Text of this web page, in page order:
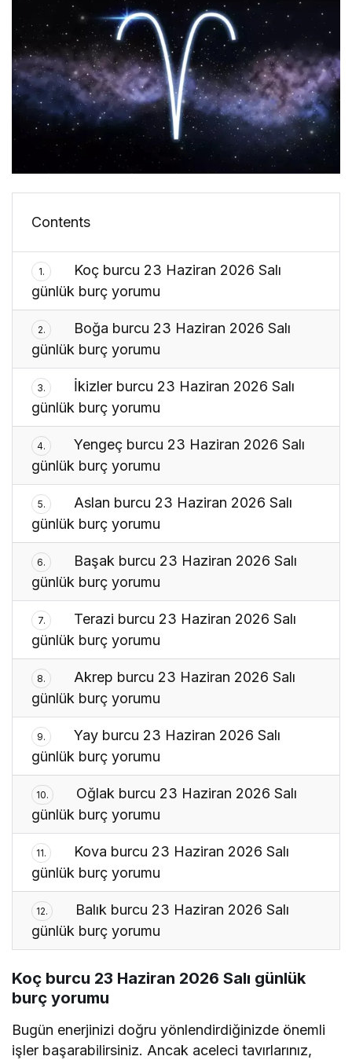
Contents
1.
Koç burcu 23 Haziran 2026 Salı
günlük burç yorumu
2.
Boğa burcu 23 Haziran 2026 Salı
günlük burç yorumu
3.
İkizler burcu 23 Haziran 2026 Salı
günlük burç yorumu
4.
Yengeç burcu 23 Haziran 2026 Salı
günlük burç yorumu
5.
Aslan burcu 23 Haziran 2026 Salı
günlük burç yorumu
6.
Başak burcu 23 Haziran 2026 Salı
günlük burç yorumu
7.
Terazi burcu 23 Haziran 2026 Salı
günlük burç yorumu
8.
Akrep burcu 23 Haziran 2026 Salı
günlük burç yorumu
9.
Yay burcu 23 Haziran 2026 Salı
günlük burç yorumu
10.
Oğlak burcu 23 Haziran 2026 Salı
günlük burç yorumu
11.
Kova burcu 23 Haziran 2026 Salı
günlük burç yorumu
12.
Balık burcu 23 Haziran 2026 Salı
günlük burç yorumu
Koç burcu 23 Haziran 2026 Salı günlük
burç yorumu
Bugün enerjinizi doğru yönlendirdiğinizde önemli
işler başarabilirsiniz. Ancak aceleci tavırlarınız,